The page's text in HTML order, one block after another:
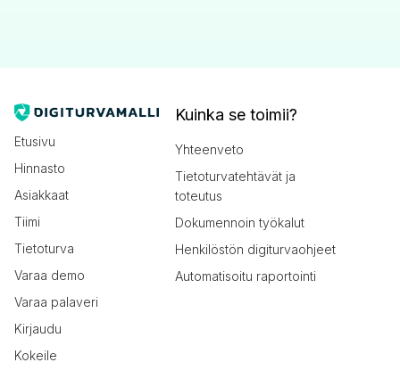
Etusivu
Hinnasto
Asiakkaat
Tiimi
Tietoturva
Varaa demo
Varaa palaveri
Kirjaudu
Kokeile
Kuinka se toimii?
Yhteenveto
Tietoturvatehtävät ja
toteutus
Dokumennoin työkalut
Henkilöstön digiturvaohjeet
Automatisoitu raportointi